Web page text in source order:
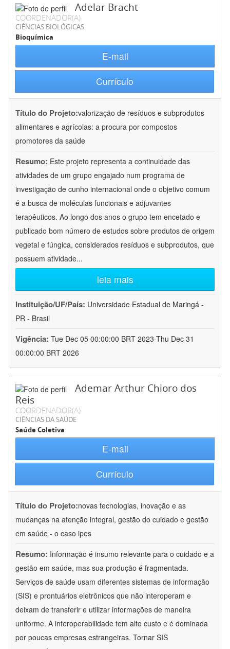
Adelar Bracht
COORDENADOR(A)
CIÊNCIAS BIOLÓGICAS
Bioquímica
E-mail
Currículo
Título do Projeto:valorização de resíduos e subprodutos
alimentares e agrícolas: a procura por compostos
promotores da saúde
Resumo: Este projeto representa a continuidade das
atividades de um grupo engajado num programa de
investigação de cunho internacional onde o objetivo comum
é a busca de moléculas funcionais e adjuvantes
terapêuticos. Ao longo dos anos o grupo tem encetado e
publicado bom número de estudos sobre produtos de origem
vegetal e fúngica, considerados resíduos e subprodutos, que
possuem atividade...
leia mais
Instituição/UF/País: Universidade Estadual de Maringá -
PR - Brasil
Vigência: Tue Dec 05 00:00:00 BRT 2023-Thu Dec 31
00:00:00 BRT 2026
Ademar Arthur Chioro dos
Reis
COORDENADOR(A)
CIÊNCIAS DA SAÚDE
Saúde Coletiva
E-mail
Currículo
Título do Projeto:novas tecnologias, inovação e as
mudanças na atenção integral, gestão do cuidado e gestão
em saúde - o caso ipes
Resumo: Informação é insumo relevante para o cuidado e a
gestão em saúde, mas sua produção é fragmentada.
Serviços de saúde usam diferentes sistemas de informação
(SIS) e prontuários eletrônicos que não interoperam e
deixam de transferir e utilizar informações de maneira
uniforme. A interoperabilidade tem alto custo e é dominada
por poucas empresas estrangeiras. Tornar SIS